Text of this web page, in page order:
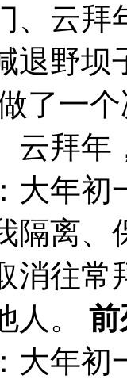
、云拜
退野坝
了一
云拜
大年初
隔离
消往
人。 前
大年初